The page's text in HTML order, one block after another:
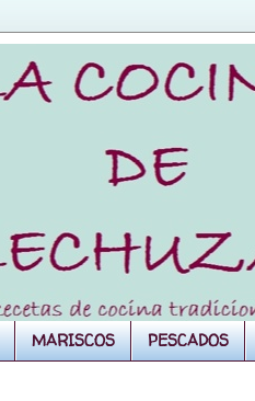
MARISCOS PESCADOS